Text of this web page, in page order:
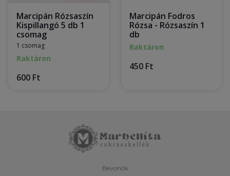
Marcipán Rózsaszín
Kispillangó 5 db 1
csomag
1 csomag
Raktáron
600 Ft
Marcipán Fodros
Rózsa - Rózsaszín 1
db
Raktáron
450 Ft
Bevonók